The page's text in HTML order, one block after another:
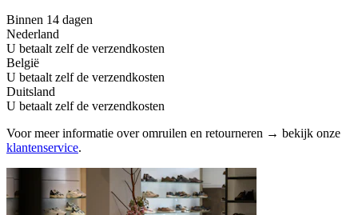
Binnen 14 dagen
Nederland
U betaalt zelf de verzendkosten
België
U betaalt zelf de verzendkosten
Duitsland
U betaalt zelf de verzendkosten
Voor meer informatie over omruilen en retourneren → bekijk onze
klantenservice.